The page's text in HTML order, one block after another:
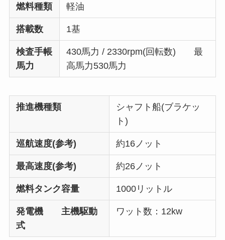
燃料種類 軽油
搭載数 1基
検査手帳
馬力
430馬力 / 2330rpm(回転数) 最
高馬力530馬力
推進機種類
シャフト船(ブラケッ
ト)
巡航速度(参考) 約16ノット
最高速度(参考) 約26ノット
燃料タンク容量 1000リットル
発電機 主機駆動
式
ワット数：12kw